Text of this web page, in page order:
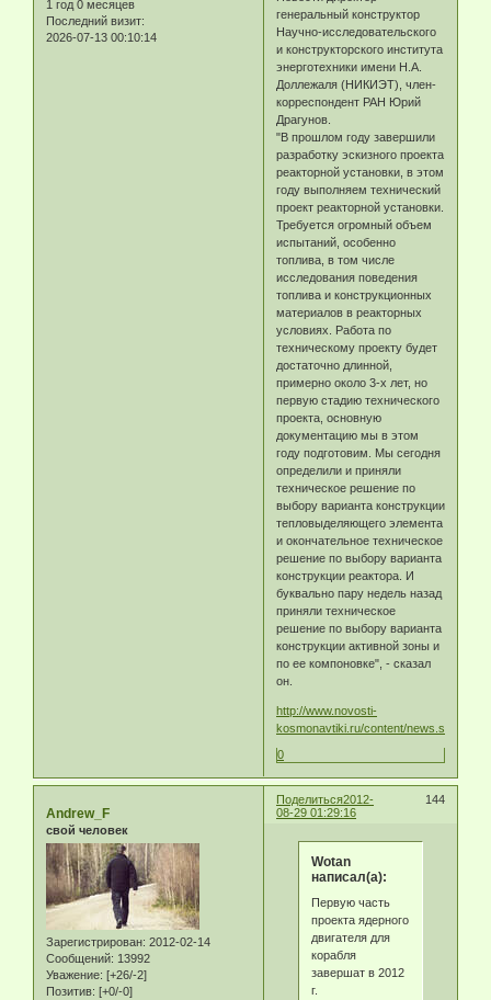
1 год 0 месяцев
Последний визит:
2026-07-13 00:10:14
генеральный конструктор
Научно-исследовательского
и конструкторского института
энерготехники имени Н.А.
Доллежаля (НИКИЭТ), член-
корреспондент РАН Юрий
Драгунов.
"В прошлом году завершили
разработку эскизного проекта
реакторной установки, в этом
году выполняем технический
проект реакторной установки.
Требуется огромный объем
испытаний, особенно
топлива, в том числе
исследования поведения
топлива и конструкционных
материалов в реакторных
условиях. Работа по
техническому проекту будет
достаточно длинной,
примерно около 3-х лет, но
первую стадию технического
проекта, основную
документацию мы в этом
году подготовим. Мы сегодня
определили и приняли
техническое решение по
выбору варианта конструкции
тепловыделяющего элемента
и окончательное техническое
решение по выбору варианта
конструкции реактора. И
буквально пару недель назад
приняли техническое
решение по выбору варианта
конструкции активной зоны и
по ее компоновке", - сказал
он.
http://www.novosti-
kosmonavtiki.ru/content/news.shtml
0
Поделиться 144
2012-
08-29 01:29:16
Andrew_F
свой человек
Зарегистрирован: 2012-02-14
Сообщений: 13992
Уважение: [+26/-2]
Позитив: [+0/-0]
Wotan
написал(а):
Первую часть
проекта ядерного
двигателя для
корабля
завершат в 2012
г.